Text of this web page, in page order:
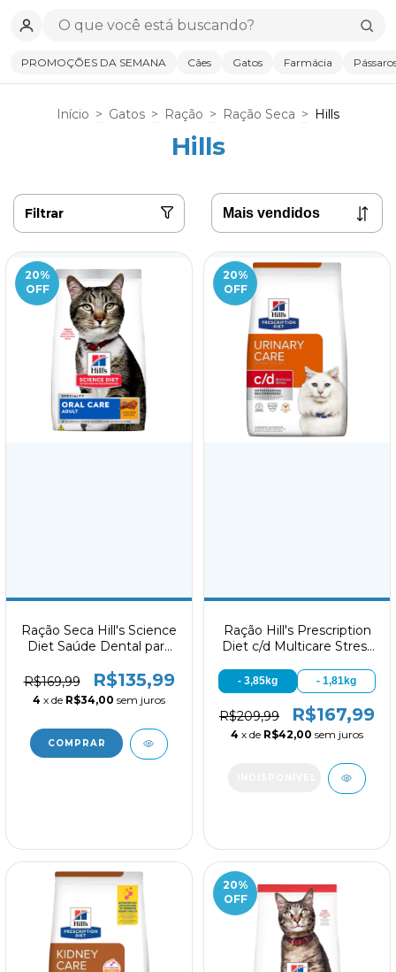
Início > Gatos > Ração > Ração Seca > Hills
Hills
Filtrar
20%
OFF
Ração Seca Hill's Science
Diet Saúde Dental para
Frango 1.5kg
R$169,99 R$135,99
4 x de R$34,00 sem juros
20%
OFF
Ração Hill's Prescription
Diet c/d Multicare Stress
Cuidado Urinário
- 3,85kg - 1,81kg
R$209,99 R$167,99
4 x de R$42,00 sem juros
20%
OFF
PROMOÇÕES DA SEMANA Cães Gatos Farmácia